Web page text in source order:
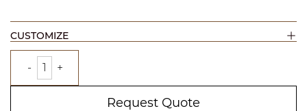
CUSTOMIZE
Request Quote